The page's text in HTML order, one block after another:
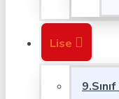
Lise
9.Sınıf